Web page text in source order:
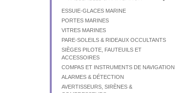
ESSUIE-GLACES MARINE
PORTES MARINES
VITRES MARINES
PARE-SOLEILS & RIDEAUX OCCULTANTS
SIÈGES PILOTE, FAUTEUILS ET
ACCESSOIRES
COMPAS ET INSTRUMENTS DE NAVIGATION
ALARMES & DÉTECTION
AVERTISSEURS, SIRÈNES &